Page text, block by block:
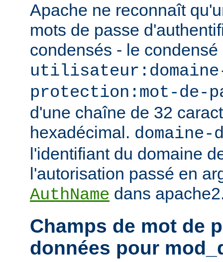
Apache ne reconnaît
mots de passe
condensés - le
protection:mot-de-
d'une chaîne de 32
hexadécimal.
l'identifiant du domaine
l'autorisation passé en
AuthName dans
Champs de mot de
données pour